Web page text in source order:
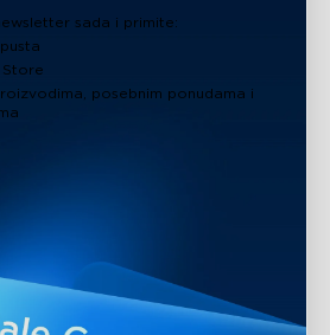
close
sada i primite:
posebnim ponudama i